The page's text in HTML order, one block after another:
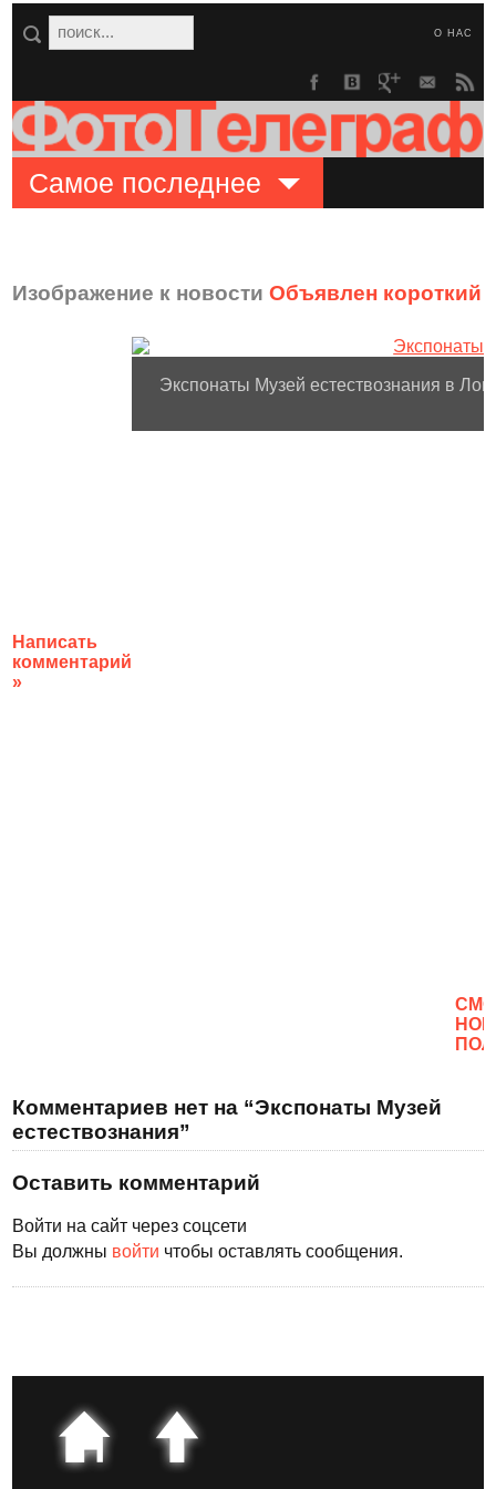
О НАС
Самое последнее
Изображение к новостиОбъявлен короткий
Написать
комментарий
»
Экспонаты Музей естествознания в
Комментариев нет на “Экспонаты Музей
естествознания”
Оставить комментарий
Войти на сайт через соцсети
Вы должны войти чтобы оставлять сообщения.